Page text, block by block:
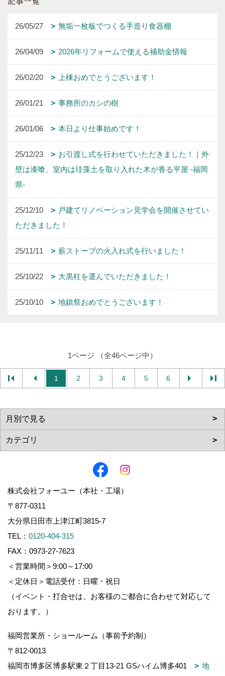
26/05/27 無垢一枚板でつくる手造り食器棚
26/04/09 2026年リフォームで使える補助金情報
26/02/20 上棟おめでとうございます！
26/01/21 事務所のカシの樹
26/01/06 本日より仕事始めです！
25/12/23
お引渡し式を行わせていただきました！｜外
壁は漆喰、室内は珪藻土を取り入れた木が香る平屋 -福岡
県-
25/12/10
戸建てリノベーション見学会を開催させてい
ただきました！
25/11/11 薪ストーブの火入れ式を行いました！
25/10/22 大黒柱を選んでいただきました！
25/10/10 地鎮祭おめでとうございます！
1ページ （全46ページ中）
1 2 3 4 5 6
株式会社フォーユー（本社・工場）
〒877-0311
大分県日田市上津江町3815-7
TEL： 0120-404-315
FAX：0973-27-7623
＜営業時間＞9:00～17:00
＜定休日＞電話受付：日曜・祝日
（イベント・打合せは、お客様のご都合に合わせて対応して
おります。）
福岡営業所・ショールーム（事前予約制）
〒812-0013
福岡市博多区博多駅東２丁目13-21 GSハイム博多401
地